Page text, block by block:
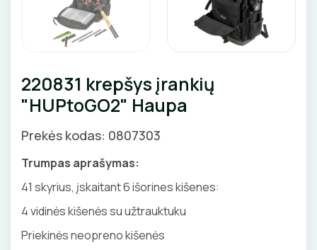
Pirties apšvietimas
Augalų apšvietimas
Valdikliai, pulteliai
Judesio davikliai
GNYBTAI
KABELIAI, LAIDAI
IZOLIACINĖS JUOSTOS
SANDARIKLIAI
TERMO VAMZDELIAI, PIRŠTINĖS
Priedai
SKAITIKLIAI
VARIKLIO JUNGIKLIAI
IŠMANŪS NAMAI
DŪMŲ DETEKTORIAI
SROVĖS TRANSFORMATORIAI
KIRPIMO ĮRANKIAI
IZOLIACIJOS NUĖMIMO ĮRANKIAI
MATAVIMO ĮRANKIAI
ĮRANKIŲ RINKINIAI
PIRŠTINĖS
CHEMIJA
DAIKTADĖŽĖS
220831 krepšys įrankių
"HUPtoGO2" Haupa
Prekės kodas: 0807303
Trumpas aprašymas:
41 skyrius, įskaitant 6 išorines kišenes:
4 vidinės kišenės su užtrauktuku
Priekinės neopreno kišenės